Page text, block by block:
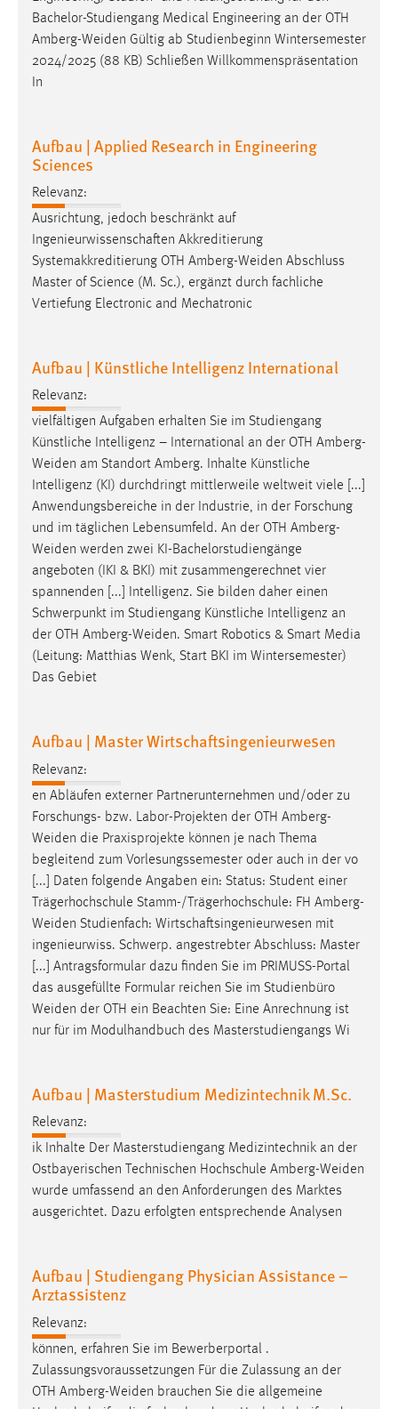
Bachelor-Studiengang Medical Engineering an der OTH
Amberg-Weiden Gültig ab Studienbeginn Wintersemester
2024/2025 (88 KB) Schließen Willkommenspräsentation
In
Aufbau | Applied Research in Engineering
Sciences
Relevanz:
Ausrichtung, jedoch beschränkt auf
Ingenieurwissenschaften Akkreditierung
Systemakkreditierung OTH Amberg-Weiden Abschluss
Master of Science (M. Sc.), ergänzt durch fachliche
Vertiefung Electronic and Mechatronic
Aufbau | Künstliche Intelligenz International
Relevanz:
vielfältigen Aufgaben erhalten Sie im Studiengang
Künstliche Intelligenz – International an der OTH Amberg-
Weiden am Standort Amberg. Inhalte Künstliche
Intelligenz (KI) durchdringt mittlerweile weltweit viele [...]
Anwendungsbereiche in der Industrie, in der Forschung
und im täglichen Lebensumfeld. An der OTH Amberg-
Weiden werden zwei KI-Bachelorstudiengänge
angeboten (IKI & BKI) mit zusammengerechnet vier
spannenden [...] Intelligenz. Sie bilden daher einen
Schwerpunkt im Studiengang Künstliche Intelligenz an
der OTH Amberg-Weiden. Smart Robotics & Smart Media
(Leitung: Matthias Wenk, Start BKI im Wintersemester)
Das Gebiet
Aufbau | Master Wirtschaftsingenieurwesen
Relevanz:
en Abläufen externer Partnerunternehmen und/oder zu
Forschungs- bzw. Labor-Projekten der OTH Amberg-
Weiden die Praxisprojekte können je nach Thema
begleitend zum Vorlesungssemester oder auch in der vo
[...] Daten folgende Angaben ein: Status: Student einer
Trägerhochschule Stamm-/Trägerhochschule: FH Amberg-
Weiden Studienfach: Wirtschaftsingenieurwesen mit
ingenieurwiss. Schwerp. angestrebter Abschluss: Master
[...] Antragsformular dazu finden Sie im PRIMUSS-Portal
das ausgefüllte Formular reichen Sie im Studienbüro
Weiden der OTH ein Beachten Sie: Eine Anrechnung ist
nur für im Modulhandbuch des Masterstudiengangs Wi
Aufbau | Masterstudium Medizintechnik M.Sc.
Relevanz:
ik Inhalte Der Masterstudiengang Medizintechnik an der
Ostbayerischen Technischen Hochschule Amberg-Weiden
wurde umfassend an den Anforderungen des Marktes
ausgerichtet. Dazu erfolgten entsprechende Analysen
Aufbau | Studiengang Physician Assistance –
Arztassistenz
Relevanz:
können, erfahren Sie im Bewerberportal .
Zulassungsvoraussetzungen Für die Zulassung an der
OTH Amberg-Weiden brauchen Sie die allgemeine